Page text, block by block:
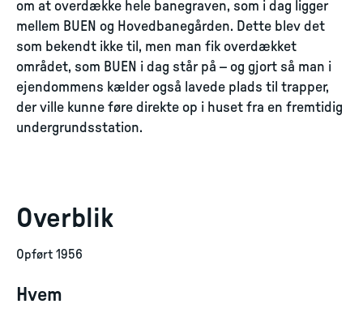
om at overdække hele banegraven, som i dag ligger
mellem BUEN og Hovedbanegården. Dette blev det
som bekendt ikke til, men man fik overdækket
området, som BUEN i dag står på – og gjort så man i
ejendommens kælder også lavede plads til trapper,
der ville kunne føre direkte op i huset fra en fremtidig
undergrundsstation.
Overblik
Opført 1956
Hvem